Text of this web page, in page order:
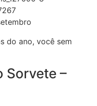
do ano, você sem
Sorvete –